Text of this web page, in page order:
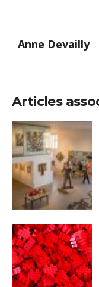
Anne Devailly
Articles